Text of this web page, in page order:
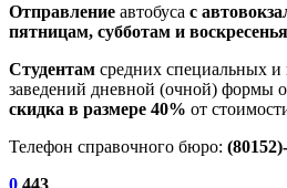
Отправление автобуса с
пятницам, субботам и
Студентам средних специальных
заведений дневной (очной) формы
скидка в размере 40% от
Телефон справочного бюро:
0 443